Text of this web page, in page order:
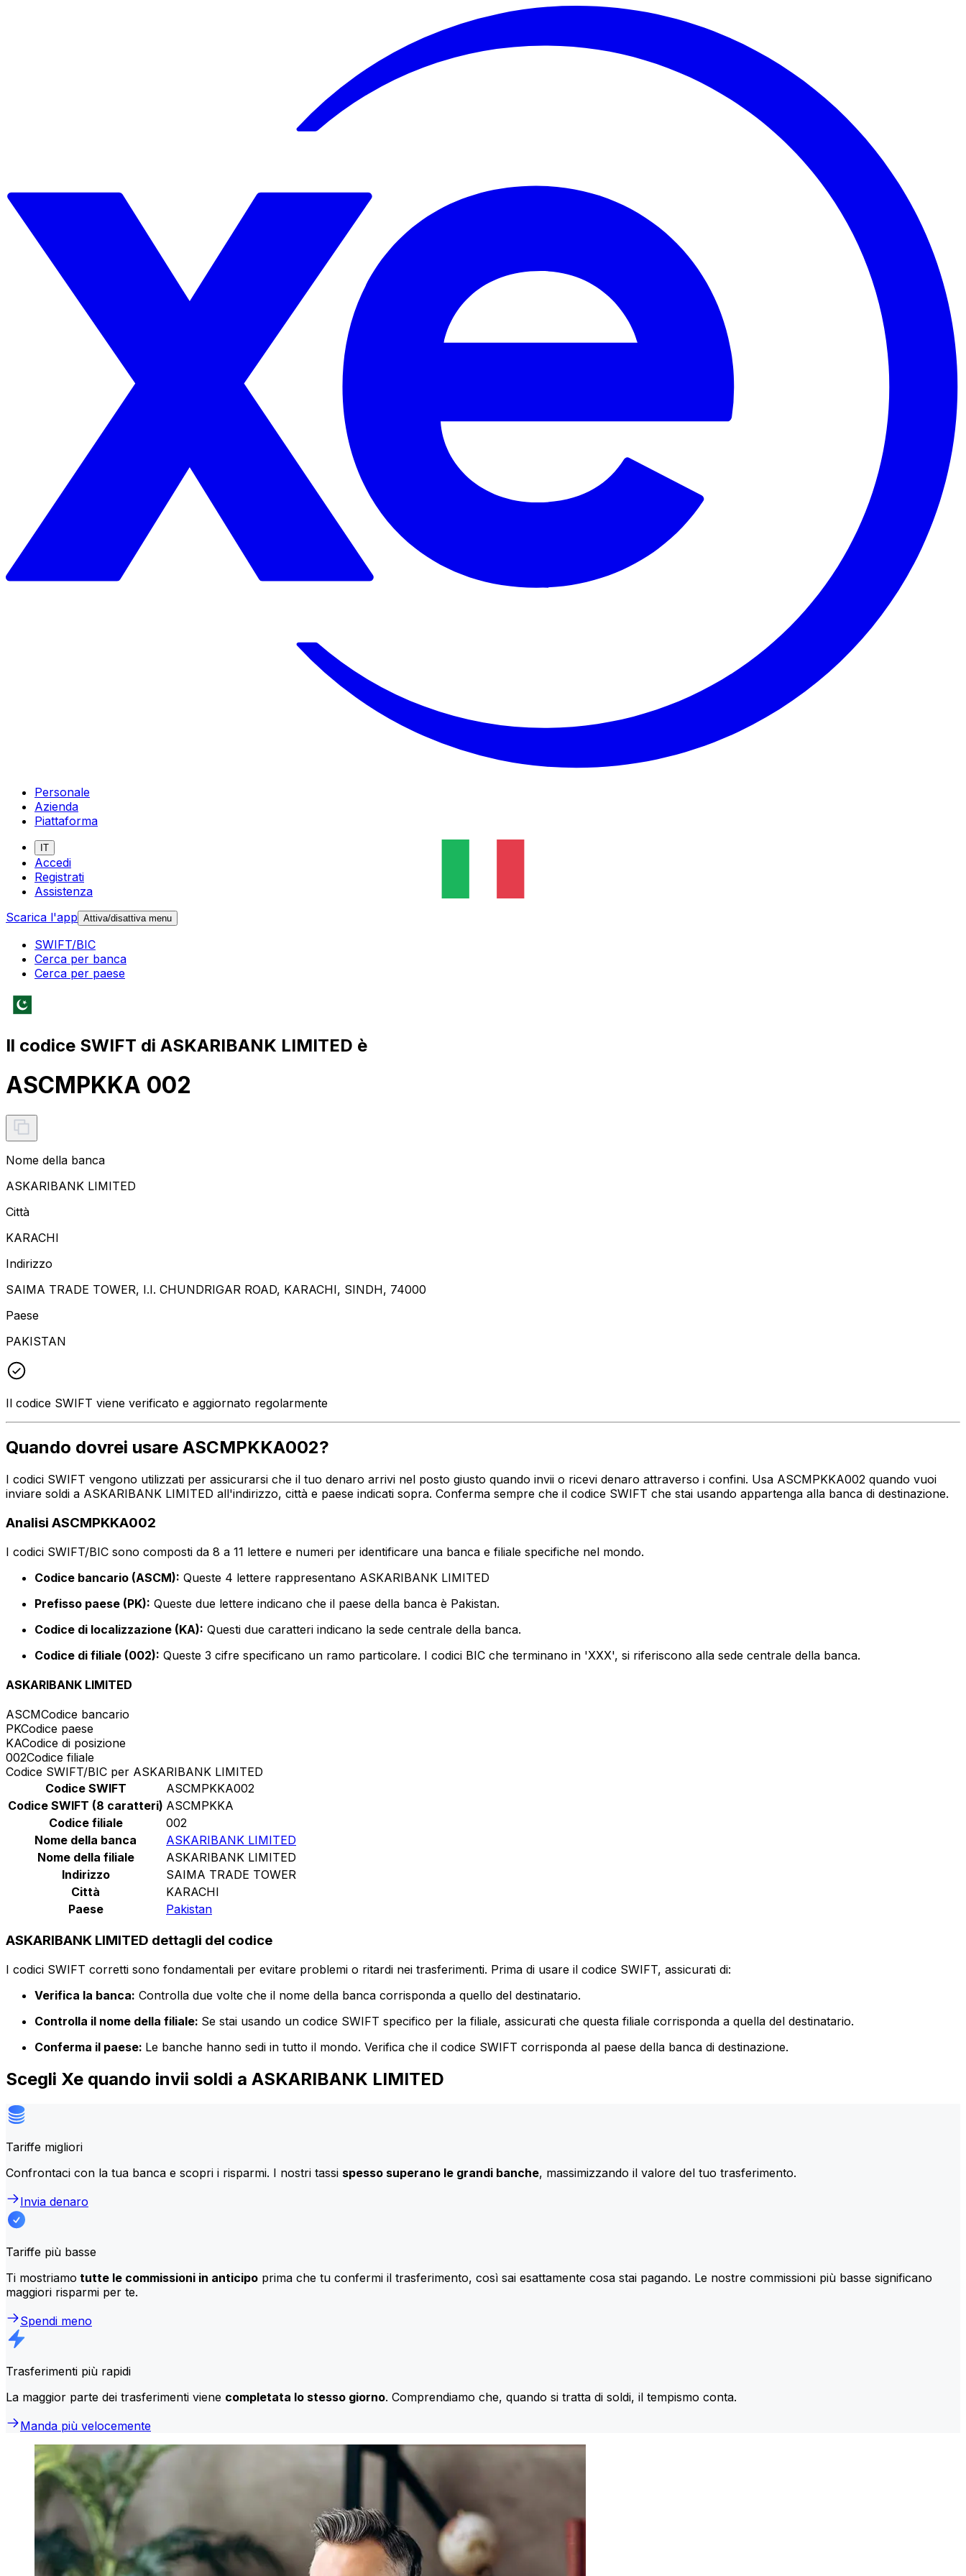
Personale
Azienda
Piattaforma
IT
Accedi
Registrati
Assistenza
Scarica l'app Attiva/disattiva menu
SWIFT/BIC
Cerca per banca
Cerca per paese
Il codice SWIFT di ASKARIBANK LIMITED è
ASCMPKKA 002
Nome della banca
ASKARIBANK LIMITED
Città
KARACHI
Indirizzo
SAIMA TRADE TOWER, I.I. CHUNDRIGAR ROAD, KARACHI, SINDH, 74000
Paese
PAKISTAN
Il codice SWIFT viene verificato e aggiornato regolarmente
Quando dovrei usare ASCMPKKA002?
I codici SWIFT vengono utilizzati per assicurarsi che il tuo denaro arrivi nel posto giusto quando invii o ricevi denaro attraverso i confini. Usa ASCMPKKA002 quando vuoi
inviare soldi a ASKARIBANK LIMITED all'indirizzo, città e paese indicati sopra. Conferma sempre che il codice SWIFT che stai usando appartenga alla banca di destinazione.
Analisi ASCMPKKA002
I codici SWIFT/BIC sono composti da 8 a 11 lettere e numeri per identificare una banca e filiale specifiche nel mondo.
Codice bancario (ASCM): Queste 4 lettere rappresentano ASKARIBANK LIMITED
Prefisso paese (PK): Queste due lettere indicano che il paese della banca è Pakistan.
Codice di localizzazione (KA): Questi due caratteri indicano la sede centrale della banca.
Codice di filiale (002): Queste 3 cifre specificano un ramo particolare. I codici BIC che terminano in 'XXX', si riferiscono alla sede centrale della banca.
ASKARIBANK LIMITED
ASCMCodice bancario
PKCodice paese
KACodice di posizione
002Codice filiale
Codice SWIFT/BIC per ASKARIBANK LIMITED
Codice SWIFT
ASCMPKKA002
Codice SWIFT (8 caratteri) ASCMPKKA
Codice filiale
002
Nome della banca
ASKARIBANK LIMITED
Nome della filiale
ASKARIBANK LIMITED
Indirizzo
SAIMA TRADE TOWER
Città
KARACHI
Paese
Pakistan
ASKARIBANK LIMITED dettagli del codice
I codici SWIFT corretti sono fondamentali per evitare problemi o ritardi nei trasferimenti. Prima di usare il codice SWIFT, assicurati di:
Verifica la banca: Controlla due volte che il nome della banca corrisponda a quello del destinatario.
Controlla il nome della filiale: Se stai usando un codice SWIFT specifico per la filiale, assicurati che questa filiale corrisponda a quella del destinatario.
Conferma il paese: Le banche hanno sedi in tutto il mondo. Verifica che il codice SWIFT corrisponda al paese della banca di destinazione.
Scegli Xe quando invii soldi a ASKARIBANK LIMITED
Tariffe migliori
Confrontaci con la tua banca e scopri i risparmi. I nostri tassi spesso superano le grandi banche, massimizzando il valore del tuo trasferimento.
Invia denaro
Tariffe più basse
Ti mostriamo tutte le commissioni in anticipo prima che tu confermi il trasferimento, così sai esattamente cosa stai pagando. Le nostre commissioni più basse significano
maggiori risparmi per te.
Spendi meno
Trasferimenti più rapidi
La maggior parte dei trasferimenti viene completata lo stesso giorno. Comprendiamo che, quando si tratta di soldi, il tempismo conta.
Manda più velocemente